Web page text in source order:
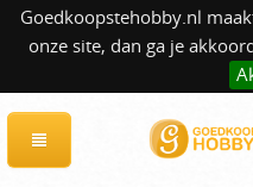
Goedkoopstehobby.nl
onze site, dan ga je